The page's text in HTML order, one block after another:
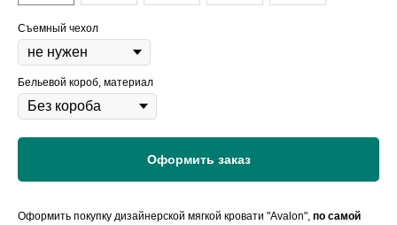
Съемный чехол
Бельевой короб, материал
Оформить заказ
Оформить покупку дизайнерской мягкой кровати "Avalon", по самой